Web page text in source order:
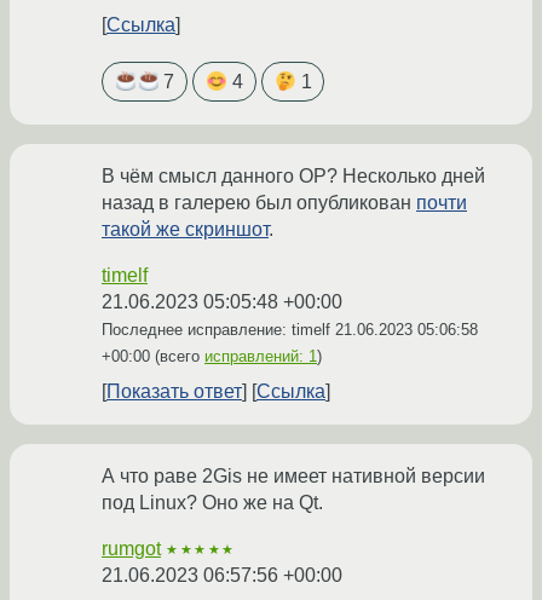
Ссылка
7 4 1
В чём смысл данного OP? Несколько дней
назад в галерею был опубликован почти
такой же скриншот.
timelf
21.06.2023 05:05:48 +00:00
Последнее исправление: timelf 21.06.2023 05:06:58
+00:00 (всего исправлений: 1)
Показать ответ Ссылка
А что раве 2Gis не имеет нативной версии
под Linux? Оно же на Qt.
rumgot ★★★★★
21.06.2023 06:57:56 +00:00